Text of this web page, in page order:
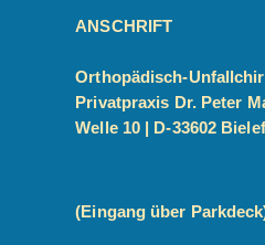
ANSCHRIFT
Orthopädisch-
Privatpraxis Dr. Peter
Welle 10 | D-33602
(Eingang über